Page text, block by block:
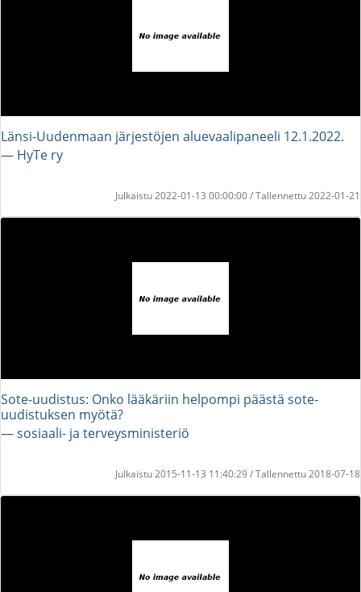
Länsi-Uudenmaan järjestöjen aluevaalipaneeli 12.1.2022.
― HyTe ry
Julkaistu 2022-01-13 00:00:00 / Tallennettu 2022-01-21
Sote-uudistus: Onko lääkäriin helpompi päästä sote-
uudistuksen myötä?
― sosiaali- ja terveysministeriö
Julkaistu 2015-11-13 11:40:29 / Tallennettu 2018-07-18